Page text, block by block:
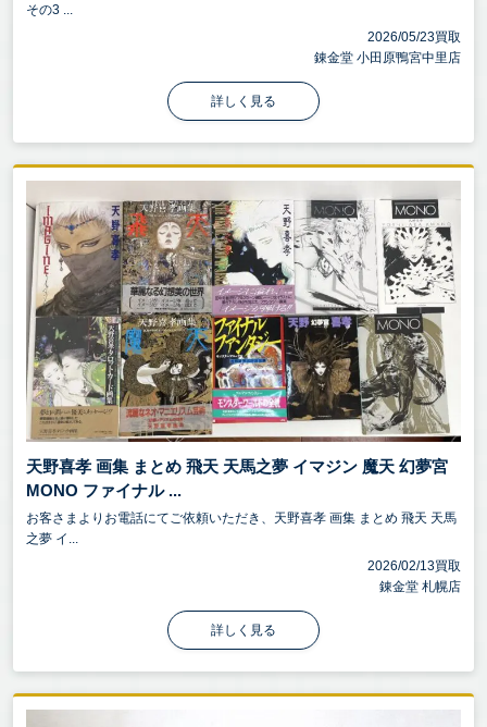
その3 ...
2026/05/23買取
錬金堂 小田原鴨宮中里店
詳しく見る
天野喜孝 画集 まとめ 飛天 天馬之夢 イマジン 魔天 幻夢宮
MONO ファイナル ...
お客さまよりお電話にてご依頼いただき、天野喜孝 画集 まとめ 飛天 天馬
之夢 イ...
2026/02/13買取
錬金堂 札幌店
詳しく見る